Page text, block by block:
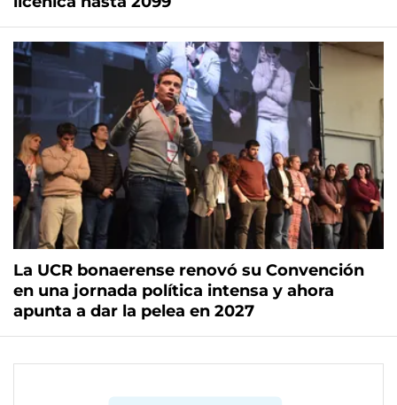
La UCR bonaerense renovó su Convención
en una jornada política intensa y ahora
apunta a dar la pelea en 2027